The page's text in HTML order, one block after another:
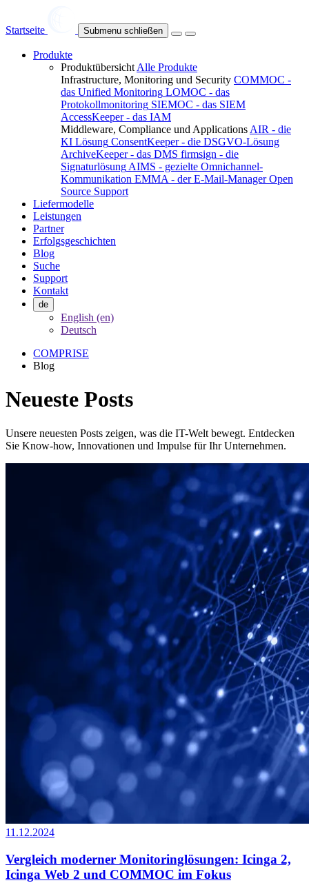
Startseite Submenu schließen
Produkte
Produktübersicht Alle Produkte
Infrastructure, Monitoring und Security COMMOC -
das Unified Monitoring LOMOC - das
Protokollmonitoring SIEMOC - das SIEM
AccessKeeper - das IAM
Middleware, Compliance und Applications AIR - die
KI Lösung ConsentKeeper - die DSGVO-Lösung
ArchiveKeeper - das DMS firmsign - die
Signaturlösung AIMS - gezielte Omnichannel-
Kommunikation EMMA - der E-Mail-Manager Open
Source Support
Liefermodelle
Leistungen
Partner
Erfolgsgeschichten
Blog
Suche
Support
Kontakt
de
English (en)
Deutsch
COMPRISE
Blog
Neueste Posts
Unsere neuesten Posts zeigen, was die IT-Welt bewegt. Entdecken
Sie Know-how, Innovationen und Impulse für Ihr Unternehmen.
11.12.2024
Vergleich moderner Monitoringlösungen: Icinga 2,
Icinga Web 2 und COMMOC im Fokus